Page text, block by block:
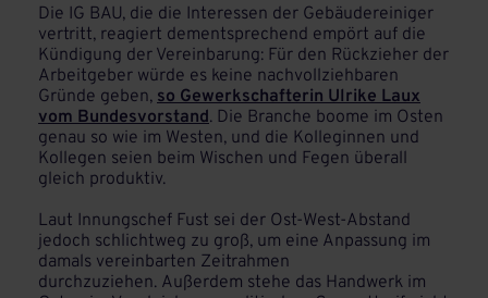
Die IG BAU, die die Interessen der Gebäudereiniger
vertritt, reagiert dementsprechend empört auf die
Kündigung der Vereinbarung: Für den Rückzieher der
Arbeitgeber würde es keine nachvollziehbaren
Gründe geben, so Gewerkschafterin Ulrike Laux
vom Bundesvorstand. Die Branche boome im Osten
genau so wie im Westen, und die Kolleginnen und
Kollegen seien beim Wischen und Fegen überall
gleich produktiv.
Laut Innungschef Fust sei der Ost-West-Abstand
jedoch schlichtweg zu groß, um eine Anpassung im
damals vereinbarten Zeitrahmen
durchzuziehen. Außerdem stehe das Handwerk im